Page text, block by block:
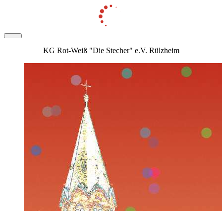
KG Rot-Weiß "Die Stecher" e.V. Rülzheim